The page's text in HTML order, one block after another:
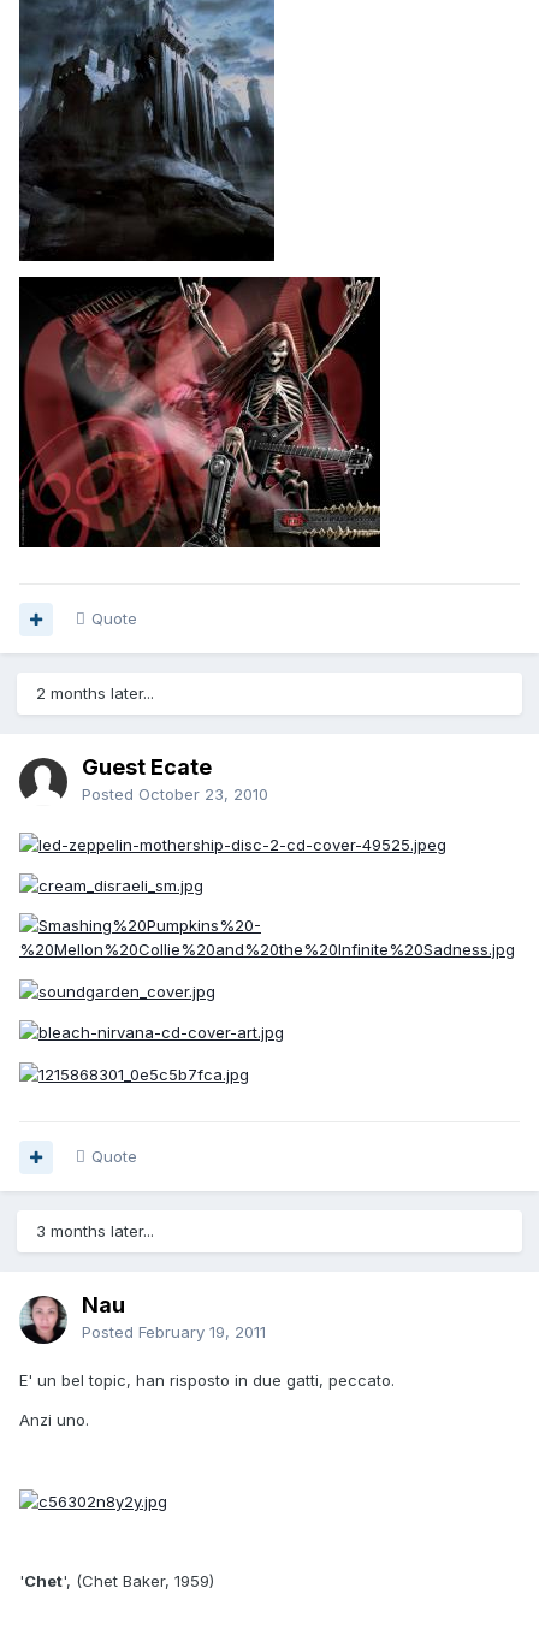
Quote
2 months later...
Guest Ecate
Posted October 23, 2010
Quote
3 months later...
Nau
Posted February 19, 2011
E' un bel topic, han risposto in due gatti, peccato.
Anzi uno.
'Chet', (Chet Baker, 1959)